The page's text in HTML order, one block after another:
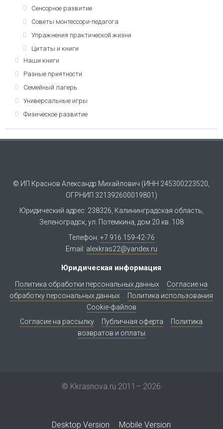
Сенсорное развитие
Советы монтессори-педагога
Упражнения практической жизни
Цитаты и книги
Наши книги
Разные приятности
Семейный лагерь
Универсальные игры
Физическое развитие
© ИП Краснов Александр Михайлович (ИНН 245300223520,
ОГРНИП 321392600019801)
Юридический адрес: 238326, Калининградская область,
Зеленоградск, ул. Потемкина, дом 20 кв. 108
Телефон: +7 916 159-42-76
Email: alexkras22@yandex.ru
Юридическая информация
Политика обработки персональных данных
Согласие на
обработку персональных данных
Политика использования
Cookie-файлов
Согласие на рассылку
Публичная оферта
Политика
возвратов и оплаты
© Kkrasnova.ru 2011– 2026
Desktop Version Mobile Version